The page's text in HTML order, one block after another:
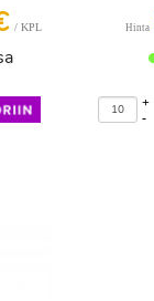
/ KPL Hinta
-
+